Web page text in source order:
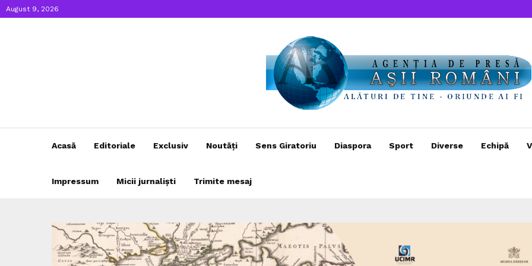
August 9, 2026
Acasă Editoriale Exclusiv Noutăți Sens Giratoriu Diaspora Sport Diverse Echipă
Impressum Micii jurnaliști Trimite mesaj